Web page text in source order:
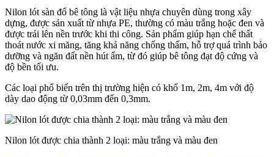
Nilon lót sàn đổ bê tông là vật liệu nhựa chuyên dùng trong xây
dựng, được sản xuất từ nhựa PE, thường có màu trắng hoặc đen và
được trải lên nền trước khi thi công. Sản phẩm giúp hạn chế thất
thoát nước xi măng, tăng khả năng chống thấm, hỗ trợ quá trình bảo
dưỡng và ngăn đất nền hút ẩm, từ đó giúp bê tông đạt độ cứng và
độ bền tối ưu.
Các loại phổ biến trên thị trường hiện có khổ 1m, 2m, 4m với độ
dày dao động từ 0,03mm đến 0,3mm.
Nilon lót được chia thành 2 loại: màu trắng và màu đen